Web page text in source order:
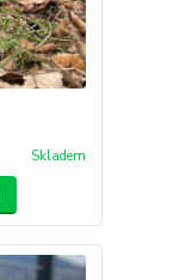
Skladem